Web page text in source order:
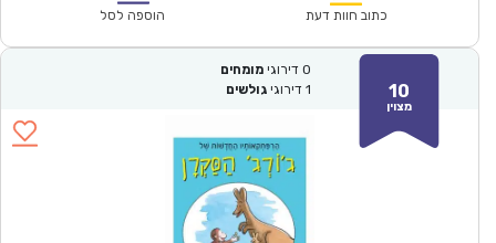
₪64.00.
כתוב חוות דעת הוספה לסל
10
מצוין
0 דירוגי מומחים
1 דירוגי גולשים